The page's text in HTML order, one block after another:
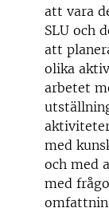
att vara
SLU och
att
olika
arbetet
med
och med
med